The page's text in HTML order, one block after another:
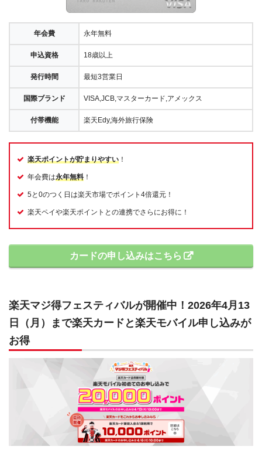
年会費 永年無料
申込資格 18歳以上
発行時間 最短3営業日
国際ブランド VISA,JCB,マスターカード,アメックス
付帯機能 楽天Edy,海外旅行保険
楽天ポイントが貯まりやすい ！
年会費は永年無料 ！
5と0のつく日は楽天市場でポイント4倍還元！
楽天ペイや楽天ポイントとの連携でさらにお得に！
カードの申し込みはこちら
楽天マジ得フェスティバルが開催中！2026年4月13
日（月）まで楽天カードと楽天モバイル申し込みが
お得